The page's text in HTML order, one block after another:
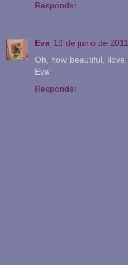
Responder
Eva 19 de junio de
Oh, how beautiful,
Eva
Responder